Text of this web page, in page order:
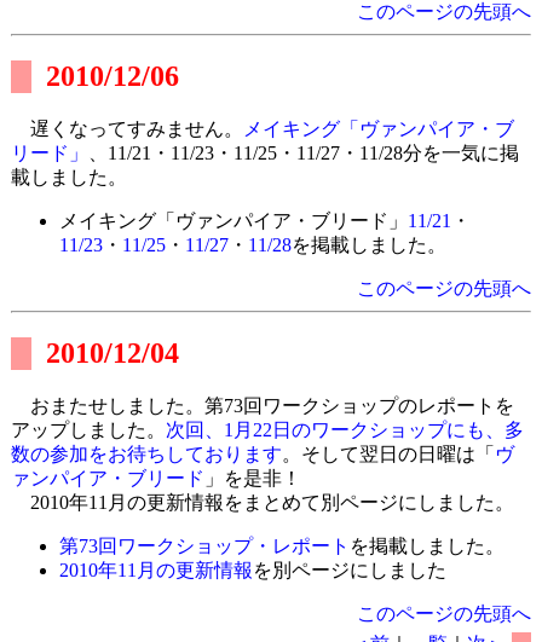
このページの先頭へ
2010/12/06
遅くなってすみません。
メイキング「ヴァンパイア・ブ
リード」
、11/21・11/23・11/25・11/27・11/28分を一気に掲
載しました。
メイキング「ヴァンパイア・ブリード」 11/21 ・
11/23・ 11/25・ 11/27・ 11/28を掲載しました。
このページの先頭へ
2010/12/04
おまたせしました。第73回ワークショップのレポートを
アップしました。 次回、1月22日のワークショップにも、多
数の参加をお待ちしております。そして翌日の日曜は「 ヴ
ァンパイア・ブリード 」を是非！
2010年11月の更新情報をまとめて別ページにしました。
第73回ワークショップ・レポート を掲載しました。
2010年11月の更新情報 を別ページにしました
このページの先頭へ